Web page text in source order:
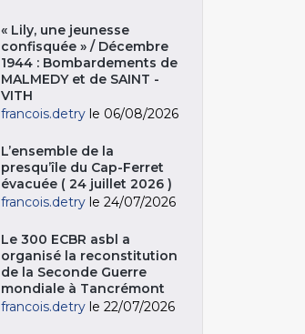
« Lily, une jeunesse
confisquée » / Décembre
1944 : Bombardements de
MALMEDY et de SAINT -
VITH
francois.detry le 06/08/2026
L’ensemble de la
presqu’île du Cap-Ferret
évacuée ( 24 juillet 2026 )
francois.detry le 24/07/2026
Le 300 ECBR asbl a
organisé la reconstitution
de la Seconde Guerre
mondiale à Tancrémont
francois.detry le 22/07/2026